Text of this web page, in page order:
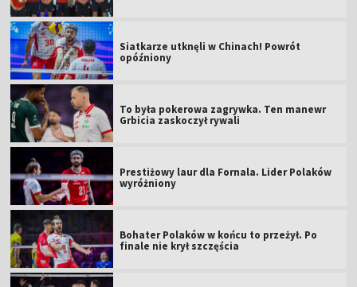
Siatkarze utknęli w Chinach! Powrót
opóźniony
To była pokerowa zagrywka. Ten manewr
Grbicia zaskoczył rywali
Prestiżowy laur dla Fornala. Lider Polaków
wyróżniony
Bohater Polaków w końcu to przeżył. Po
finale nie krył szczęścia